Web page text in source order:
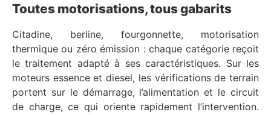
Toutes motorisations, tous gabarits
Citadine, berline, fourgonnette, motorisation
thermique ou zéro émission : chaque catégorie reçoit
le traitement adapté à ses caractéristiques. Sur les
moteurs essence et diesel, les vérifications de terrain
portent sur le démarrage, l’alimentation et le circuit
de charge, ce qui oriente rapidement l’intervention.